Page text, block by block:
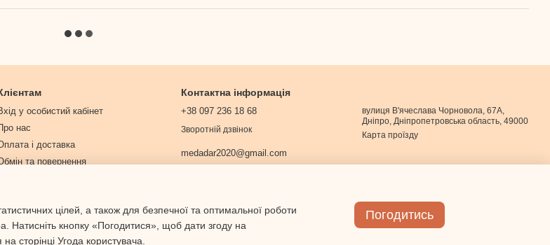
у особистий кабінет
нас
і доставка
та повернення
конфіденційності
Контактна інформація
+38 097 236 18 68
Зворотній дзвінок
medadar2020@gmail.com
вулиця В'ячеслава Чорновола, 67А,
Дніпро, Дніпропетровська область, 49000
Карта проїзду
цілей, а також для безпечної та оптимальної роботи
Натисніть кнопку «Погодитися», щоб дати згоду на
сторінці Угода користувача
Погодитись